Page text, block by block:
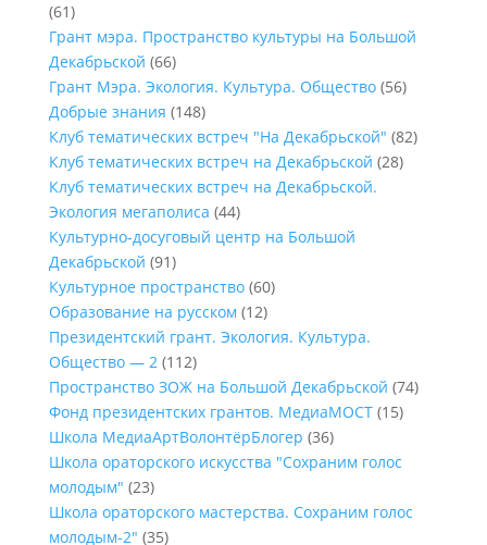
(61)
Грант мэра. Пространство культуры на Большой
Декабрьской (66)
Грант Мэра. Экология. Культура. Общество(56)
Добрые знания (148)
Клуб тематических встреч "На Декабрьской" (82)
Клуб тематических встреч на Декабрьской (28)
Клуб тематических встреч на Декабрьской.
Экология мегаполиса (44)
Культурно-досуговый центр на Большой
Декабрьской (91)
Культурное пространство(60)
Образование на русском (12)
Президентский грант. Экология. Культура.
Общество — 2(112)
Пространство ЗОЖ на Большой Декабрьской (74)
Фонд президентских грантов. МедиаМОСТ(15)
Школа МедиаАртВолонтёрБлогер (36)
Школа ораторского искусства "Сохраним голос
молодым" (23)
Школа ораторского мастерства. Сохраним голос
молодым-2" (35)